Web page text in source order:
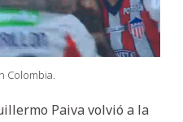
Colombia.
Paiva volvió a la